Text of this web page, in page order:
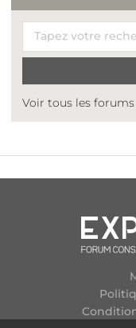
Voir tous les forums